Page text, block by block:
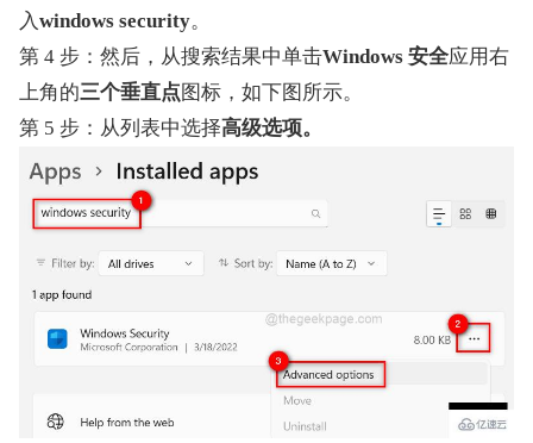
入 windows security。
第 4 步：然后，从搜索结果中单击Windows 安全应用右
上角的三个垂直点图标，如下图所示。
第 5 步：从列表中选择高级选项。